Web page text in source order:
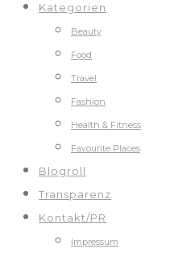
Kategorien
Beauty
Food
Travel
Fashion
Health & Fitness
Favourite Places
Blogroll
Transparenz
Kontakt/PR
Impressum